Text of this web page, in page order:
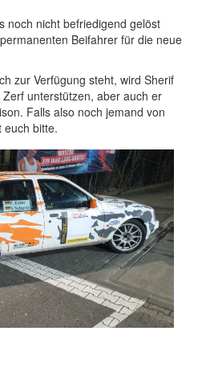
noch nicht befriedigend gelöst
Beifahrer für die neue
zur Verfügung steht, wird Sherif
unterstützen, aber auch er
Falls also noch jemand von
euch bitte.